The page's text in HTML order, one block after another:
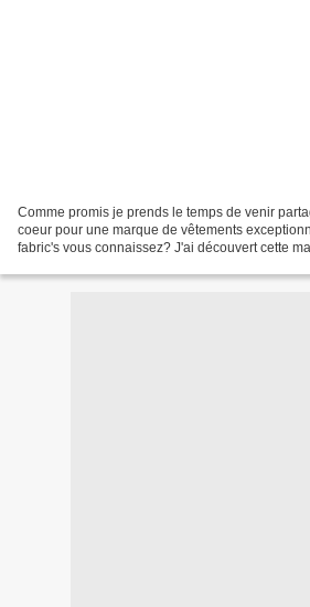
Comme promis je prends le temps de venir
coeur pour une marque de vêtements
fabric's vous connaissez? J'ai découvert cette